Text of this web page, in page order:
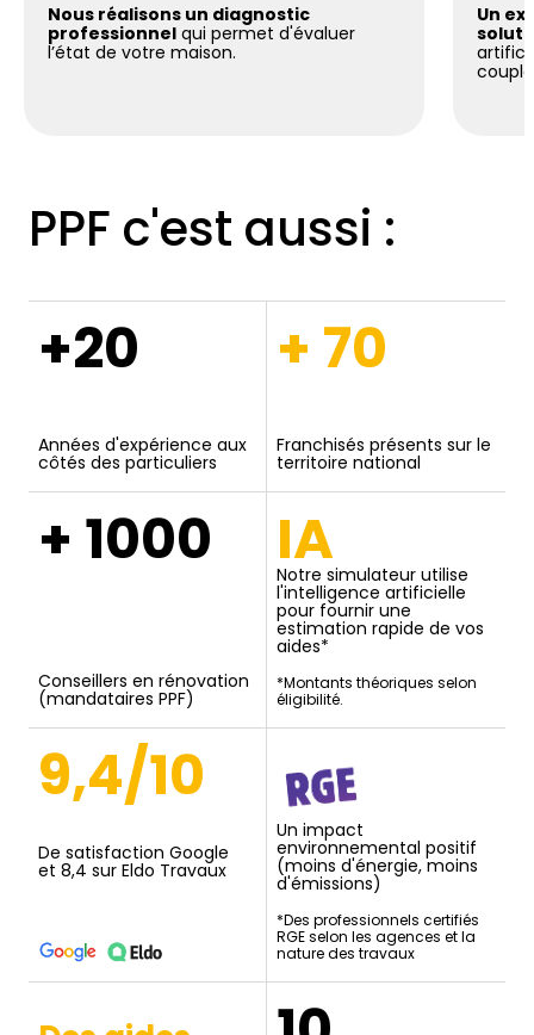
Nous réalisons un diagnostic
professionnel qui permet d'évaluer
l’état de votre maison.
Un
PPF c'est aussi :
+20
Années d'expérience aux
côtés des particuliers
+ 70
Franchisés présents sur le
territoire national
+ 1000
Conseillers en rénovation
(mandataires PPF)
IA
Notre simulateur utilise
l'intelligence artificielle
pour fournir une
estimation rapide de vos
aides*
*Montants théoriques selon
éligibilité.
9,4/10
De satisfaction Google
et 8,4 sur Eldo Travaux
Un impact
environnemental positif
(moins d'énergie, moins
d'émissions)
*Des professionnels certifiés
RGE selon les agences et la
nature des travaux